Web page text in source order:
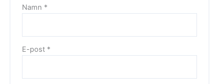
Namn *
E-post *